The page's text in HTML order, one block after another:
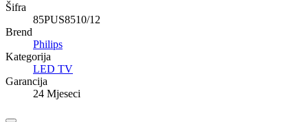
Šifra
85PUS8510/12
Brend
Philips
Kategorija
LED TV
Garancija
24 Mjeseci